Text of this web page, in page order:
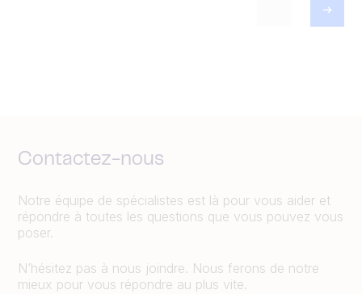
Contactez-nous
Notre équipe de spécialistes est là pour vous aider et
répondre à toutes les questions que vous pouvez vous
poser.
N’hésitez pas à nous joindre. Nous ferons de notre
mieux pour vous répondre au plus vite.